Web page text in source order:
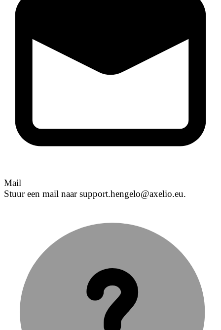
Mail
Stuur een mail naar support.hengelo@axelio.eu.